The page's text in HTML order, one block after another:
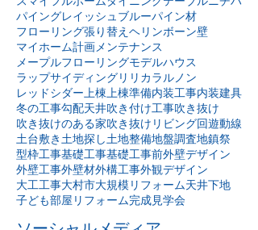
サーファーズハウス
シロアリ対策
スマイフルホーム ダイニングテーブル
パイングレイッシュブルー パイン材
フローリング張り替え ヘリンボーン壁
マイホーム計画
メンテナンス
メープルフローリング モデルハウス
ラップサイディングリリカラルノン
レッドシダー上棟 上棟準備内装工事 内装建具
冬の工事勾配天井吹き付け工事 吹き抜け
吹き抜けのある家吹き抜けリビング回遊動線
土台敷き土地探し土地整備地盤調査
地鎮祭
型枠工事基礎工事 基礎工事前外壁デザイン
外壁工事外壁材外構工事 外観デザイン
大工工事大村市 大規模リフォーム
子ども部屋リフォーム完成見学会